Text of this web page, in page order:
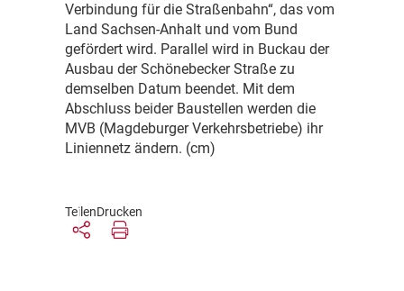
Verbindung für die Straßenbahn“, das vom
Land Sachsen-Anhalt und vom Bund
gefördert wird. Parallel wird in Buckau der
Ausbau der Schönebecker Straße zu
demselben Datum beendet. Mit dem
Abschluss beider Baustellen werden die
MVB (Magdeburger Verkehrsbetriebe) ihr
Liniennetz ändern. (cm)
TeilenDrucken